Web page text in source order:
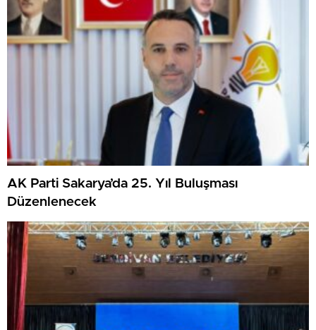
AK Parti Sakarya’da 25. Yıl Buluşması
Düzenlenecek